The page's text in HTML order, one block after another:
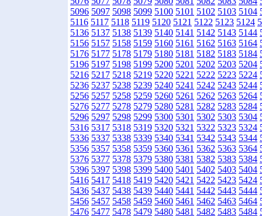
5096 5097 5098 5099 5100 5101 5102 5103 5104
5116 5117 5118 5119 5120 5121 5122 5123 5124
5136 5137 5138 5139 5140 5141 5142 5143 5144
5156 5157 5158 5159 5160 5161 5162 5163 5164
5176 5177 5178 5179 5180 5181 5182 5183 5184
5196 5197 5198 5199 5200 5201 5202 5203 5204
5216 5217 5218 5219 5220 5221 5222 5223 5224
5236 5237 5238 5239 5240 5241 5242 5243 5244
5256 5257 5258 5259 5260 5261 5262 5263 5264
5276 5277 5278 5279 5280 5281 5282 5283 5284
5296 5297 5298 5299 5300 5301 5302 5303 5304
5316 5317 5318 5319 5320 5321 5322 5323 5324
5336 5337 5338 5339 5340 5341 5342 5343 5344
5356 5357 5358 5359 5360 5361 5362 5363 5364
5376 5377 5378 5379 5380 5381 5382 5383 5384
5396 5397 5398 5399 5400 5401 5402 5403 5404
5416 5417 5418 5419 5420 5421 5422 5423 5424
5436 5437 5438 5439 5440 5441 5442 5443 5444
5456 5457 5458 5459 5460 5461 5462 5463 5464
5476 5477 5478 5479 5480 5481 5482 5483 5484